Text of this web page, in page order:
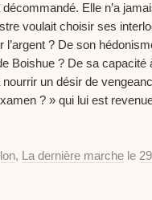
Elle n’a
voulait choisir ses
? De son
Boishue ? De sa capacité
un désir de
? » qui lui est
, La dernière marche le